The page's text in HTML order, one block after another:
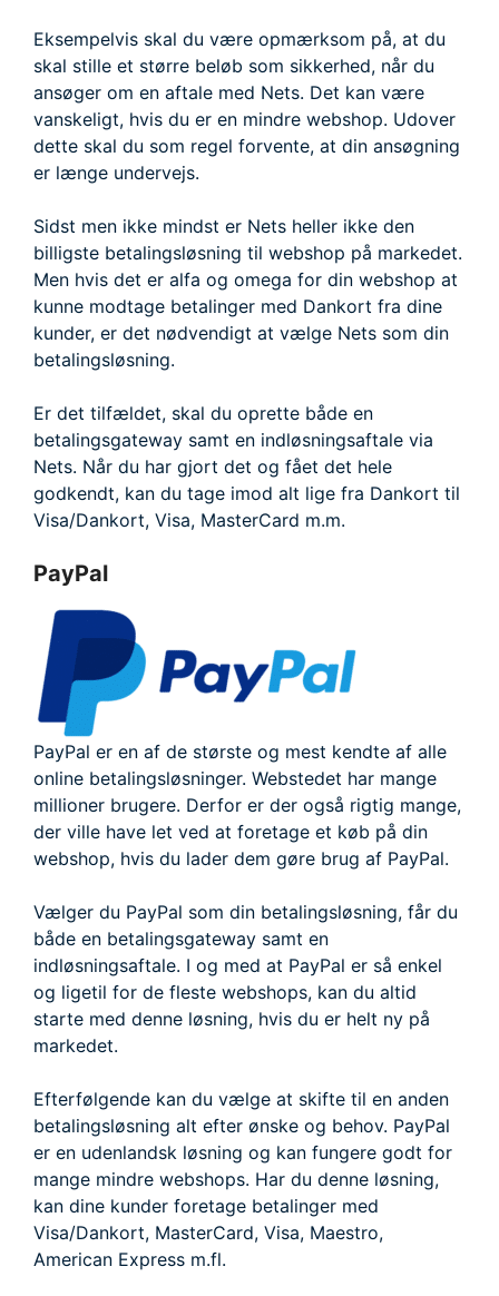
Eksempelvis skal du være opmærksom på, at du
skal stille et større beløb som sikkerhed, når du
ansøger om en aftale med Nets. Det kan være
vanskeligt, hvis du er en mindre webshop. Udover
dette skal du som regel forvente, at din ansøgning
er længe undervejs.
Sidst men ikke mindst er Nets heller ikke den
billigste betalingsløsning til webshop på markedet.
Men hvis det er alfa og omega for din webshop at
kunne modtage betalinger med Dankort fra dine
kunder, er det nødvendigt at vælge Nets som din
betalingsløsning.
Er det tilfældet, skal du oprette både en
betalingsgateway samt en indløsningsaftale via
Nets. Når du har gjort det og fået det hele
godkendt, kan du tage imod alt lige fra Dankort til
Visa/Dankort, Visa, MasterCard m.m.
PayPal
PayPal er en af de største og mest kendte af alle
online betalingsløsninger. Webstedet har mange
millioner brugere. Derfor er der også rigtig mange,
der ville have let ved at foretage et køb på din
webshop, hvis du lader dem gøre brug af PayPal.
Vælger du PayPal som din betalingsløsning, får du
både en betalingsgateway samt en
indløsningsaftale. I og med at PayPal er så enkel
og ligetil for de fleste webshops, kan du altid
starte med denne løsning, hvis du er helt ny på
markedet.
Efterfølgende kan du vælge at skifte til en anden
betalingsløsning alt efter ønske og behov. PayPal
er en udenlandsk løsning og kan fungere godt for
mange mindre webshops. Har du denne løsning,
kan dine kunder foretage betalinger med
Visa/Dankort, MasterCard, Visa, Maestro,
American Express m.fl.